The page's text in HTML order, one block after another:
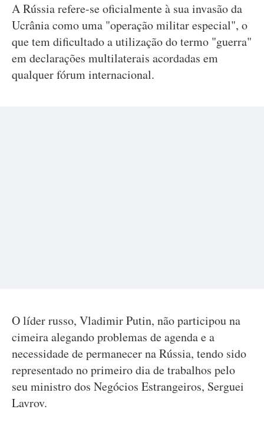
A Rússia refere-se oficialmente à sua invasão da
Ucrânia como uma "operação militar especial", o
que tem dificultado a utilização do termo "guerra"
em declarações multilaterais acordadas em
qualquer fórum internacional.
O líder russo, Vladimir Putin, não participou na
cimeira alegando problemas de agenda e a
necessidade de permanecer na Rússia, tendo sido
representado no primeiro dia de trabalhos pelo
seu ministro dos Negócios Estrangeiros, Serguei
Lavrov.